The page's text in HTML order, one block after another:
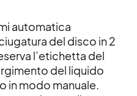
automatica
del disco in 2
l’etichetta del
del liquido
in modo manuale.